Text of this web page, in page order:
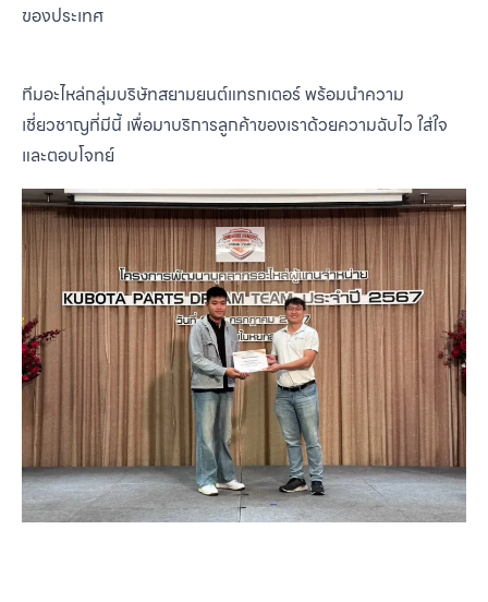
ของประเทศ
ทีมอะไหล่กลุ่มบริษัทสยามยนต์แทรกเตอร์ พร้อมนำความ
เชี่ยวชาญที่มีนี้ เพื่อมาบริการลูกค้าของเราด้วยความฉับไว ใส่ใจ
และตอบโจทย์